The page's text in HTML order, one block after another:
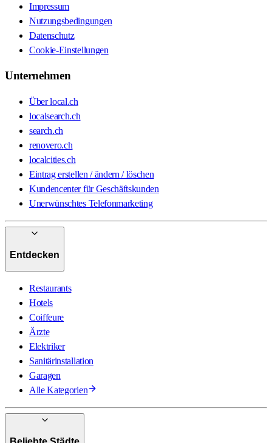
Impressum
Nutzungsbedingungen
Datenschutz
Cookie-Einstellungen
Unternehmen
Über local.ch
localsearch.ch
search.ch
renovero.ch
localcities.ch
Eintrag erstellen / ändern / löschen
Kundencenter für Geschäftskunden
Unerwünschtes Telefonmarketing
Entdecken
Restaurants
Hotels
Coiffeure
Ärzte
Elektriker
Sanitärinstallation
Garagen
Alle Kategorien